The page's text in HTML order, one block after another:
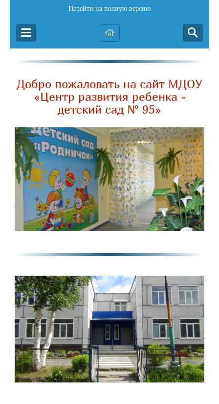
Перейти на полную версию
Добро пожаловать на сайт МДОУ
«Центр развития ребенка -
детский сад № 95»